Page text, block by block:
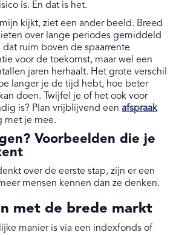
is. En dat is het.
kijkt, ziet een ander beeld. Breed
over lange periodes gemiddeld
ruim boven de spaarrente
voor de toekomst, maar wel een
jaren herhaalt. Het grote verschil
langer je de tijd hebt, hoe beter
doen. Twijfel je of het ook voor
is? Plan vrijblijvend een afspraak
met je mee.
Voorbeelden die je
over de eerste stap, zijn er een
mensen kennen dan ze denken.
met de brede markt
manier is via een indexfonds of